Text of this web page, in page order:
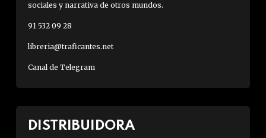
sociales y narrativa de otros mundos.
91 532 09 28
libreria@traficantes.net
Canal de Telegram
DISTRIBUIDORA